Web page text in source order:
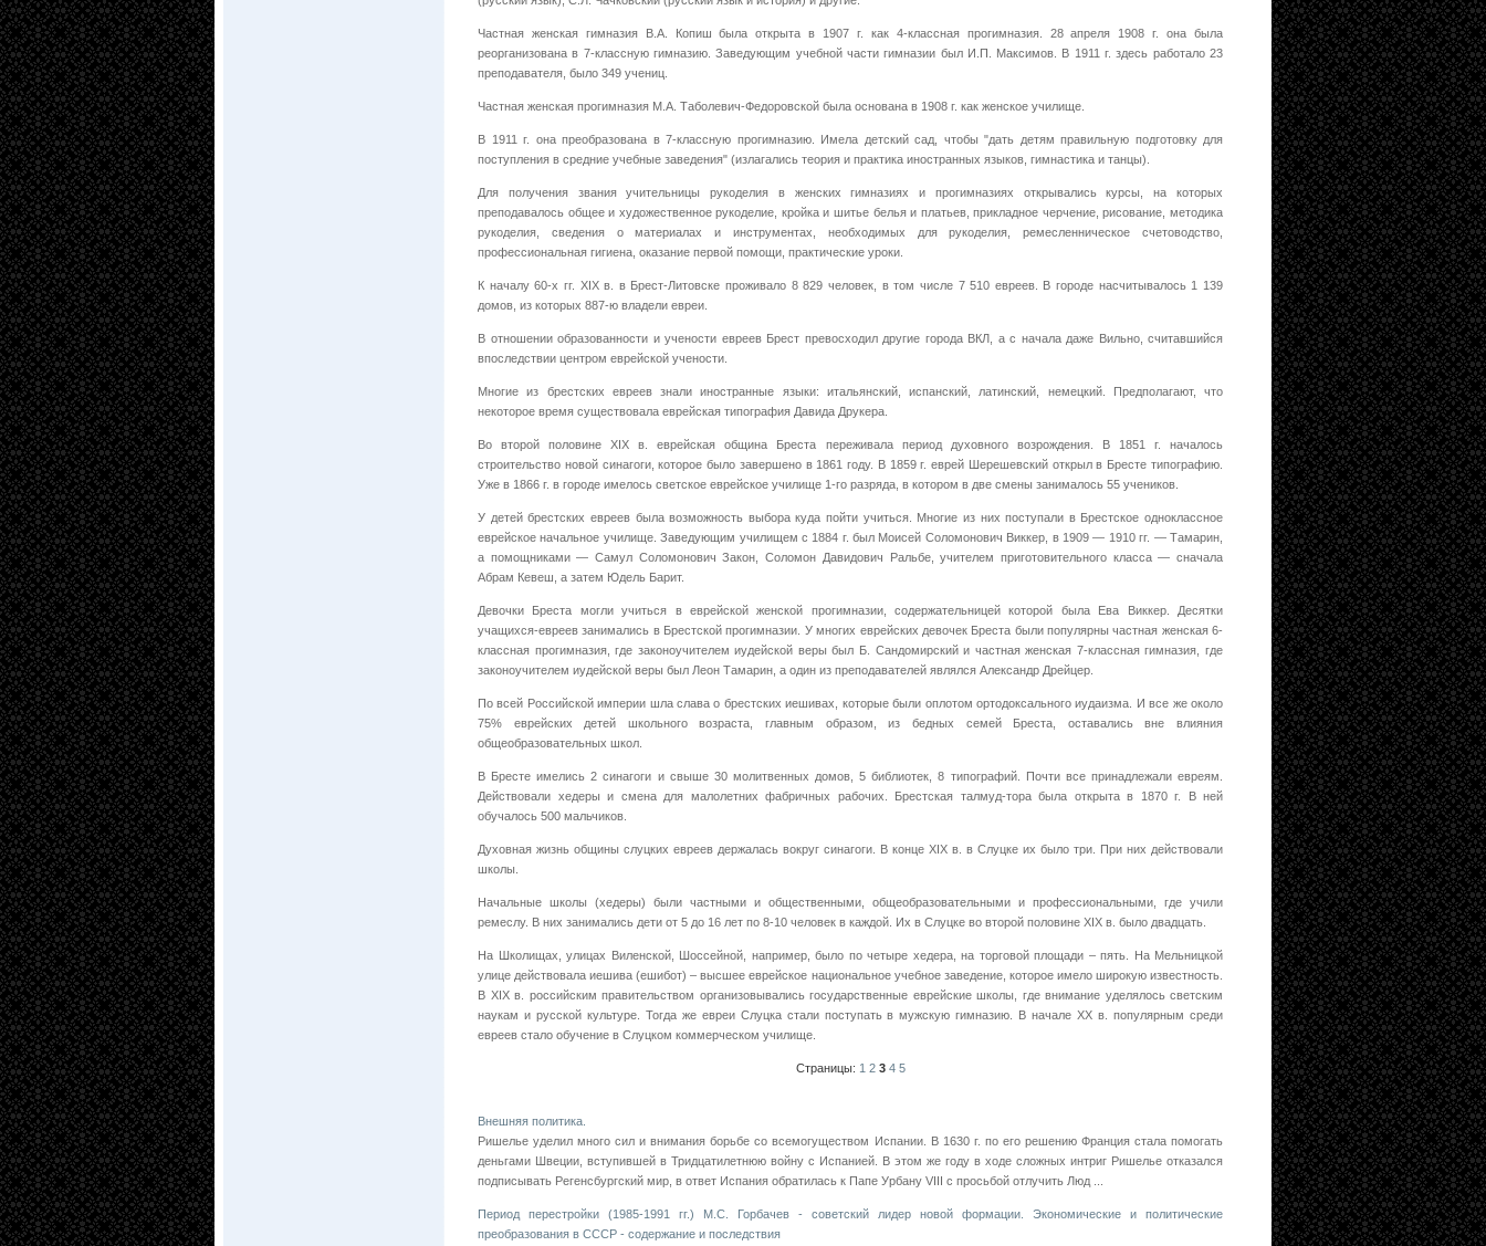
Частная женская гимназия В.А. Копиш была открыта в 1907 г. как 4-классная прогимназия. 28 апреля 1908 г. она была
реорганизована в 7-классную гимназию. Заведующим учебной части гимназии был И.П. Максимов. В 1911 г. здесь работало 23
преподавателя, было 349 учениц.
Частная женская прогимназия М.А. Таболевич-Федоровской была основана в 1908 г. как женское училище.
В 1911 г. она преобразована в 7-классную прогимназию. Имела детский сад, чтобы "дать детям правильную подготовку для
поступления в средние учебные заведения" (излагались теория и практика иностранных языков, гимнастика и танцы).
Для получения звания учительницы рукоделия в женских гимназиях и прогимназиях открывались курсы, на которых
преподавалось общее и художественное рукоделие, кройка и шитье белья и платьев, прикладное черчение, рисование, методика
рукоделия, сведения о материалах и инструментах, необходимых для рукоделия, ремесленническое счетоводство,
профессиональная гигиена, оказание первой помощи, практические уроки.
К началу 60-х гг. XIX в. в Брест-Литовске проживало 8 829 человек, в том числе 7 510 евреев. В городе насчитывалось 1 139
домов, из которых 887-ю владели евреи.
В отношении образованности и учености евреев Брест превосходил другие города ВКЛ, а с начала даже Вильно, считавшийся
впоследствии центром еврейской учености.
Многие из брестских евреев знали иностранные языки: итальянский, испанский, латинский, немецкий. Предполагают, что
некоторое время существовала еврейская типография Давида Друкера.
Во второй половине XIX в. еврейская община Бреста переживала период духовного возрождения. В 1851 г. началось
строительство новой синагоги, которое было завершено в 1861 году. В 1859 г. еврей Шерешевский открыл в Бресте типографию.
Уже в 1866 г. в городе имелось светское еврейское училище 1-го разряда, в котором в две смены занималось 55 учеников.
У детей брестских евреев была возможность выбора куда пойти учиться. Многие из них поступали в Брестское одноклассное
еврейское начальное училище. Заведующим училищем с 1884 г. был Моисей Соломонович Виккер, в 1909 — 1910 гг. — Тамарин,
а помощниками — Самул Соломонович Закон, Соломон Давидович Ральбе, учителем приготовительного класса — сначала
Абрам Кевеш, а затем Юдель Барит.
Девочки Бреста могли учиться в еврейской женской прогимназии, содержательницей которой была Ева Виккер. Десятки
учащихся-евреев занимались в Брестской прогимназии. У многих еврейских девочек Бреста были популярны частная женская 6-
классная прогимназия, где законоучителем иудейской веры был Б. Сандомирский и частная женская 7-классная гимназия, где
законоучителем иудейской веры был Леон Тамарин, а один из преподавателей являлся Александр Дрейцер.
По всей Российской империи шла слава о брестских иешивах, которые были оплотом ортодоксального иудаизма. И все же около
75% еврейских детей школьного возраста, главным образом, из бедных семей Бреста, оставались вне влияния
общеобразовательных школ.
В Бресте имелись 2 синагоги и свыше 30 молитвенных домов, 5 библиотек, 8 типографий. Почти все принадлежали евреям.
Действовали хедеры и смена для малолетних фабричных рабочих. Брестская талмуд-тора была открыта в 1870 г. В ней
обучалось 500 мальчиков.
Духовная жизнь общины слуцких евреев держалась вокруг синагоги. В конце XIX в. в Слуцке их было три. При них действовали
школы.
Начальные школы (хедеры) были частными и общественными, общеобразовательными и профессиональными, где учили
ремеслу. В них занимались дети от 5 до 16 лет по 8-10 человек в каждой. Их в Слуцке во второй половине XIX в. было двадцать.
На Школищах, улицах Виленской, Шоссейной, например, было по четыре хедера, на торговой площади – пять. На Мельницкой
улице действовала иешива (ешибот) – высшее еврейское национальное учебное заведение, которое имело широкую известность.
В XIX в. российским правительством организовывались государственные еврейские школы, где внимание уделялось светским
наукам и русской культуре. Тогда же евреи Слуцка стали поступать в мужскую гимназию. В начале XX в. популярным среди
евреев стало обучение в Слуцком коммерческом училище.
Страницы: 1 2 3 4 5
Внешняя политика.
Ришелье уделил много сил и внимания борьбе со всемогуществом Испании. В 1630 г. по его решению Франция стала помогать
деньгами Швеции, вступившей в Тридцатилетнюю войну с Испанией. В этом же году в ходе сложных интриг Ришелье отказался
подписывать Регенсбургский мир, в ответ Испания обратилась к Папе Урбану VIII с просьбой отлучить Люд ...
Период перестройки (1985-1991 гг.) М.С. Горбачев - советский лидер новой формации. Экономические и политические
преобразования в СССР - содержание и последствия